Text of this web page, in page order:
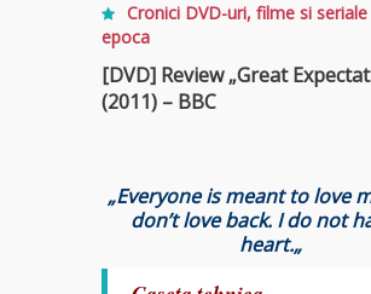
Cronici DVD-uri, filme si
epoca
[DVD] Review „Great
(2011) – BBC
„Everyone is meant to love
don’t love back. I do not
heart.„